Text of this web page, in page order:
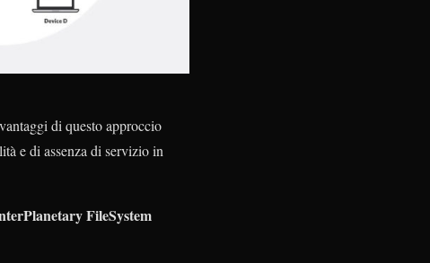
di questo approccio
e di assenza di servizio in
FileSystem